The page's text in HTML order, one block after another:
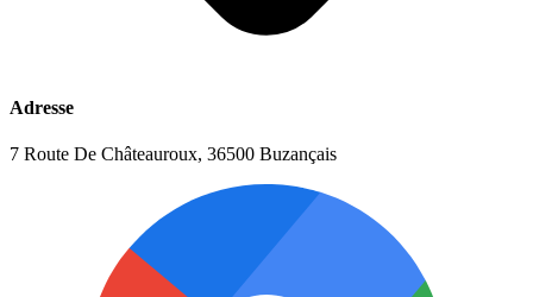
Adresse
7 Route De Châteauroux, 36500 Buzançais